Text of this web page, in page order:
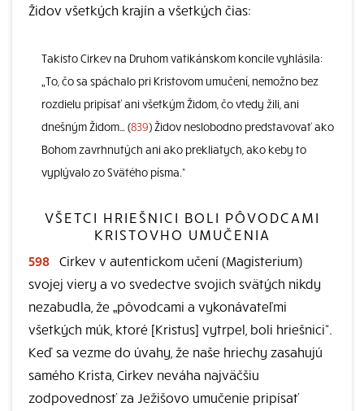
Židov všetkých krajín a všetkých čias:
Takisto Cirkev na Druhom vatikánskom koncile vyhlásila:
„To, čo sa spáchalo pri Kristovom umučení, nemožno bez
rozdielu pripísať ani všetkým Židom, čo vtedy žili, ani
dnešným Židom… (839) Židov neslobodno predstavovať ako
Bohom zavrhnutých ani ako prekliatych, ako keby to
vyplývalo zo Svätého písma.“
VŠETCI HRIEŠNICI BOLI PÔVODCAMI
KRISTOVHO UMUČENIA
598 Cirkev v autentickom učení (Magisterium)
svojej viery a vo svedectve svojich svätých nikdy
nezabudla, že „pôvodcami a vykonávateľmi
všetkých múk, ktoré [Kristus] vytrpel, boli hriešnici“.
Keď sa vezme do úvahy, že naše hriechy zasahujú
samého Krista, Cirkev neváha najväčšiu
zodpovednosť za Ježišovo umučenie pripísať